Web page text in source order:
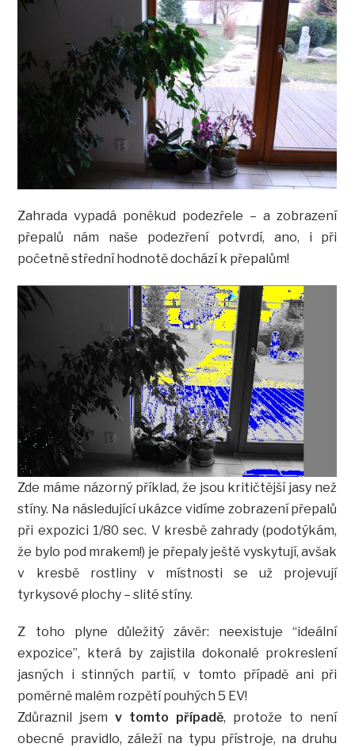
Zahrada vypadá poněkud podezřele – a zobrazení
přepalů nám naše podezření potvrdí, ano, i při
početně střední hodnotě dochází k přepalům!
Zde máme názorný příklad, že jsou kritičtější jasy než
stíny. Na následující ukázce vidíme zobrazení přepalů
při expozici 1/80 sec. V kresbě zahrady (podotýkám,
že bylo pod mrakem!) je přepaly ještě vyskytují, avšak
v kresbě rostliny v místnosti se už projevují
tyrkysové plochy – slité stíny.
Z toho plyne důležitý závěr: neexistuje “ideální
expozice”, která by zajistila dokonalé prokreslení
jasných i stinných partií, v tomto případě ani při
poměrně malém rozpětí pouhých 5 EV!
Zdůraznil jsemv tomto případě, protože to není
obecné pravidlo, záleží na typu přístroje, na druhu